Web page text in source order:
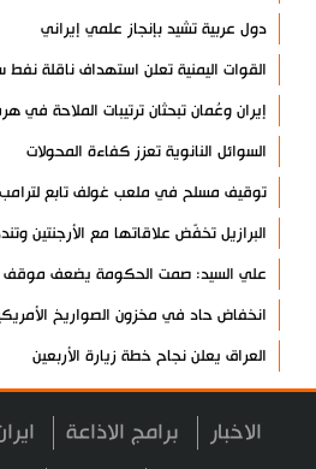
دول عربية تشيد بإنجاز علمي إيراني
القوات اليمنية تعلن استهداف ناقلة
إيران وعُمان تبحثان ترتيبات الملاحة في
السوائل النانوية تعزز كفاءة المحولات
توقيف مسلح في ملعب غولف تابع لترامب
البرازيل تخفّض علاقاتها مع الأرجنتين
علي السيد: صمت الحكومة يضعف موقف
انخفاض حاد في مخزون الصواريخ
العراق يعلن نجاح خطة زيارة الأربعين
رضائي: إيران جاهزة للدفاع عن سيادتها
رئيس بلدية طهران يلتقي مع متولي
الاخبار برامج الاذاعة